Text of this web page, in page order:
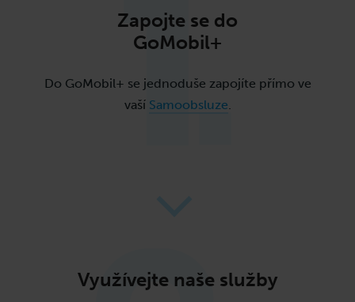
Zapojte se do
GoMobil+
Do GoMobil+ se jednoduše zapojíte přímo ve
vaší Samoobsluze.
Využívejte naše služby